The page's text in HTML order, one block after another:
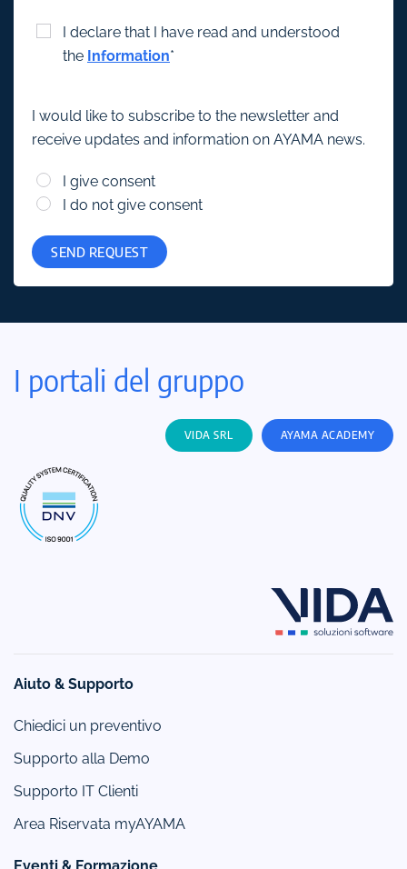
I declare that I have read and understood
the Information*
I would like to subscribe to the newsletter and
receive updates and information on AYAMA news.
I give consent
I do not give consent
SEND REQUEST
I portali del gruppo
VIDA SRL AYAMA ACADEMY
Aiuto & Supporto
Chiedici un preventivo
Supporto alla Demo
Supporto IT Clienti
Area Riservata myAYAMA
Eventi & Formazione